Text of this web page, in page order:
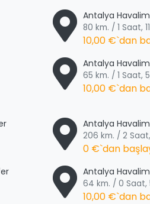
Antalya
80 km. / 1 Saat,
10,00 €`dan
Antalya
65 km. / 1 Saat,
10,00 €`dan
Antalya
206 km. / 2
0 €`dan
Antalya
64 km. / 0 Saat,
10,00 €`dan